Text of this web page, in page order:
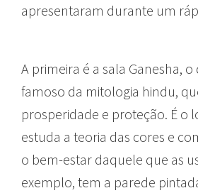
apresentaram durante um
A primeira é a sala Ganesha, o
famoso da mitologia hindu,
prosperidade e proteção. É o
estuda a teoria das cores e
o bem-estar daquele que as
exemplo, tem a parede